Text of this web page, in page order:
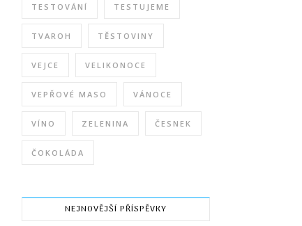
TESTOVÁNÍ TESTUJEME
TVAROH TĚSTOVINY
VEJCE VELIKONOCE
VEPŘOVÉ MASO VÁNOCE
VÍNO ZELENINA ČESNEK
ČOKOLÁDA
NEJNOVĚJŠÍ PŘÍSPĚVKY